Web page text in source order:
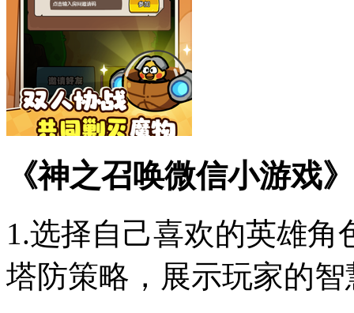
《神之召唤微信小游戏
1.选择自己喜欢的英雄
塔防策略，展示玩家的